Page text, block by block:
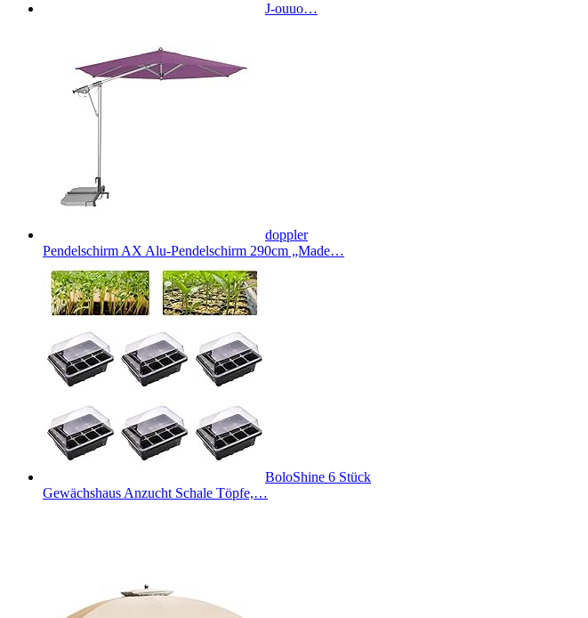
J-ouuo…
doppler
Pendelschirm AX Alu-Pendelschirm 290cm „Made…
BoloShine 6 Stück
Gewächshaus Anzucht Schale Töpfe,…